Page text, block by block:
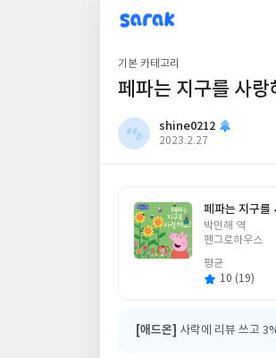
sarak
shine0212
기본 카테고리
페파는 지구를 사랑
shine0212
작
2023.2.27
페파는 지구를
글
쓴
박민해 역
펜그로하우스
평균
10 (19)
[애드온] 사락에 리뷰 쓰고